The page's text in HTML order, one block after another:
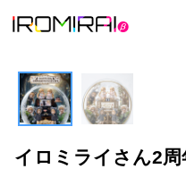
イロミライさん2